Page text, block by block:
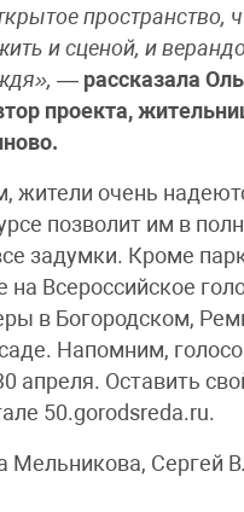
пространство,
и сценой, и
—рассказала
проекта,
жители очень
позволит им в
задумки. Кроме
на Всероссийское
в Богородском,
Напомним,
апреля. Оставить
50.gorodsreda.ru.
Мельникова, Сергей